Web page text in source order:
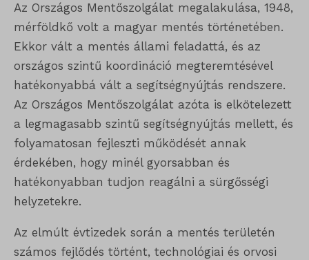
Az Országos Mentőszolgálat megalakulása, 1948,
mérföldkő volt a magyar mentés történetében.
Ekkor vált a mentés állami feladattá, és az
országos szintű koordináció megteremtésével
hatékonyabbá vált a segítségnyújtás rendszere.
Az Országos Mentőszolgálat azóta is elkötelezett
a legmagasabb szintű segítségnyújtás mellett, és
folyamatosan fejleszti működését annak
érdekében, hogy minél gyorsabban és
hatékonyabban tudjon reagálni a sürgősségi
helyzetekre.
Az elmúlt évtizedek során a mentés területén
számos fejlődés történt, technológiai és orvosi